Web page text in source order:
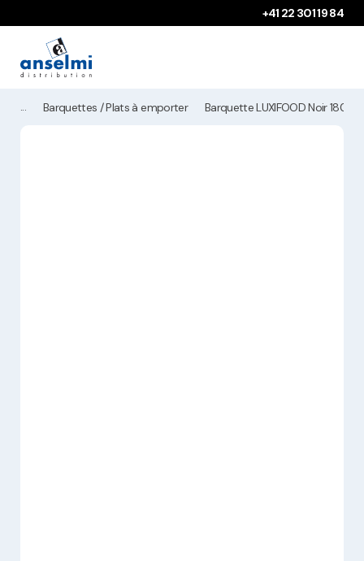
+41 22 301 19 84
Barquettes / Plats à emporter Barquette LUXIFOOD Noir